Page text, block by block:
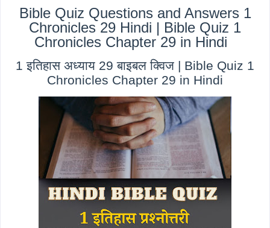
Bible Quiz Questions and Answers 1
Chronicles 29 Hindi | Bible Quiz 1
Chronicles Chapter 29 in Hindi
1 इतिहास अध्याय 29 बाइबल क्विज | Bible Quiz 1
Chronicles Chapter 29 in Hindi